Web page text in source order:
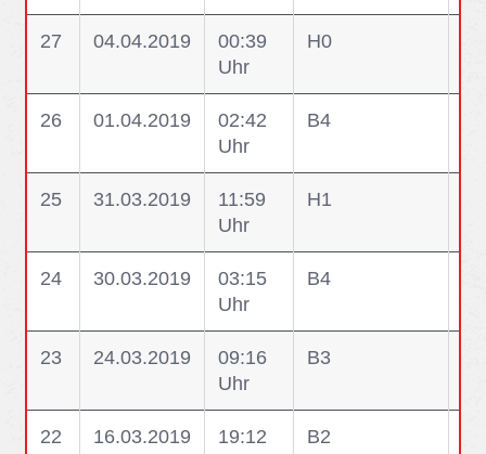
27 04.04.2019
00:39
Uhr
H0
26 01.04.2019
02:42
Uhr
B4
25 31.03.2019
11:59
Uhr
H1
24 30.03.2019
03:15
Uhr
B4
23 24.03.2019
09:16
Uhr
B3
22 16.03.2019
19:12
B2